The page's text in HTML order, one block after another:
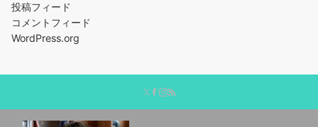
投稿フィード
コメントフィード
WordPress.org